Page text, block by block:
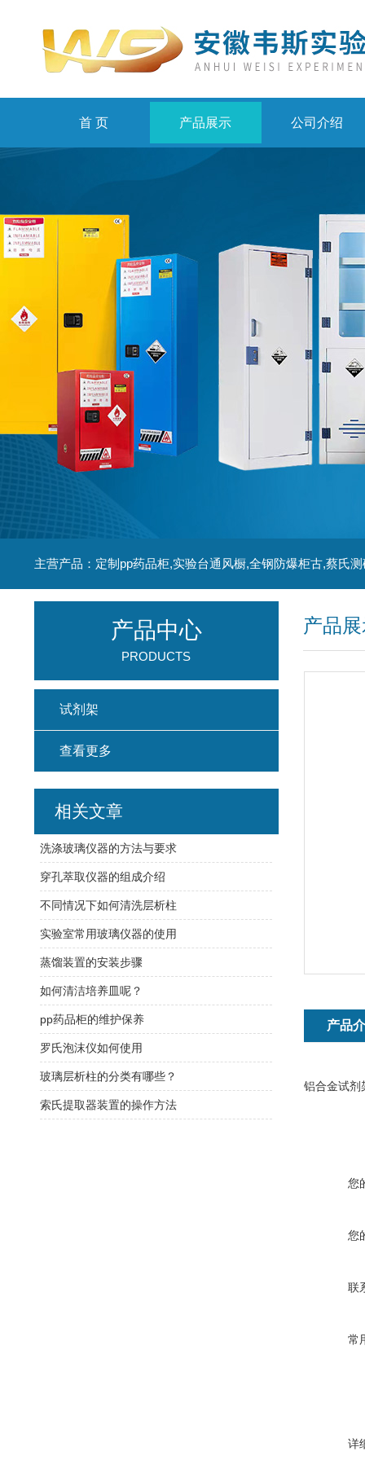
首 页 产品展示 公司介绍
主营产品：定制pp药品柜,实验台通风橱,全钢防爆柜古,蔡氏
产品
产品
铝合金试剂
您
您
联
常
详
产品中心
PRODUCTS
试剂架
查看更多
相关文章
洗涤玻璃仪器的方法与要求
穿孔萃取仪器的组成介绍
不同情况下如何清洗层析柱
实验室常用玻璃仪器的使用
蒸馏装置的安装步骤
如何清洁培养皿呢？
pp药品柜的维护保养
罗氏泡沫仪如何使用
玻璃层析柱的分类有哪些？
索氏提取器装置的操作方法